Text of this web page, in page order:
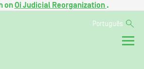
onOi Judicial Reorganization .
Português